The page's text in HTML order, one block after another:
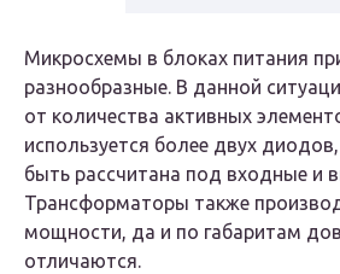
Микросхемы в блоках питания
разнообразные. В данной
от количества активных
используется более двух
быть рассчитана под входные и
Трансформаторы также
мощности, да и по габаритам
отличаются.